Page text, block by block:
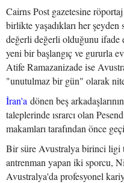
Cairns Post gazetesine
birlikte yaşadıkları her
değerli değerli olduğunu ifade
yeni bir başlangıç ve gururla
Atife Ramazanizade ise
"unutulmaz bir gün" olarak
İran'a dönen beş
taleplerinde ısrarcı olan
makamları tarafından önce
Bir süre Avustralya birinci ligi
antrenman yapan iki sporcu,
Avustralya'da profesyonel